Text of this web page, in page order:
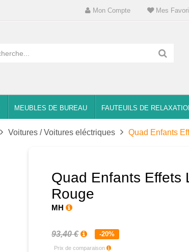
Mon Compte Mes
MEUBLES DE BUREAU FAUTEUILS DE
Voitures / Voitures eléctriques Quad Enfants
Quad Enfants Effets
Rouge
MH
93,40 € -20%
Prix de comparaison